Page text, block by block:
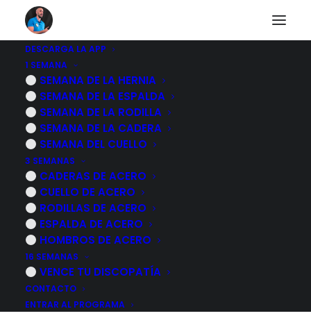
DESCARGA LA APP
1 SEMANA
SEMANA DE LA HERNIA
SEMANA DE LA ESPALDA
SEMANA DE LA RODILLA
SEMANA DE LA CADERA
SEMANA DEL CUELLO
3 SEMANAS
CADERAS DE ACERO
CUELLO DE ACERO
RODILLAS DE ACERO
ESPALDA DE ACERO
HOMBROS DE ACERO
16 SEMANAS
VENCE TU DISCOPATÍA
CONTACTO
ENTRAR AL PROGRAMA
RUTINA de
EJERCICIOS para el
DESGASTE DE
RODILLAS - HAZLOS
CONMIGO
27 JULIO, 2023 | POR